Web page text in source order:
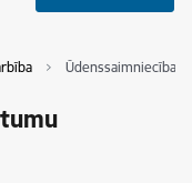
Ūdenssaimniecība